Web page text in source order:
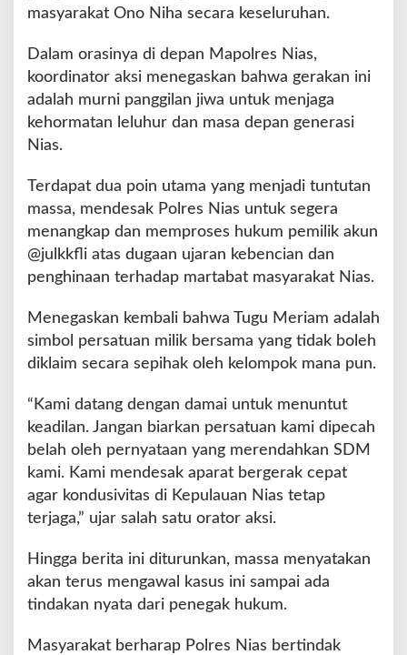
masyarakat Ono Niha secara keseluruhan.
Dalam orasinya di depan Mapolres Nias,
koordinator aksi menegaskan bahwa gerakan ini
adalah murni panggilan jiwa untuk menjaga
kehormatan leluhur dan masa depan generasi
Nias.
Terdapat dua poin utama yang menjadi tuntutan
massa, mendesak Polres Nias untuk segera
menangkap dan memproses hukum pemilik akun
@julkkfli atas dugaan ujaran kebencian dan
penghinaan terhadap martabat masyarakat Nias.
Menegaskan kembali bahwa Tugu Meriam adalah
simbol persatuan milik bersama yang tidak boleh
diklaim secara sepihak oleh kelompok mana pun.
“Kami datang dengan damai untuk menuntut
keadilan. Jangan biarkan persatuan kami dipecah
belah oleh pernyataan yang merendahkan SDM
kami. Kami mendesak aparat bergerak cepat
agar kondusivitas di Kepulauan Nias tetap
terjaga,” ujar salah satu orator aksi.
Hingga berita ini diturunkan, massa menyatakan
akan terus mengawal kasus ini sampai ada
tindakan nyata dari penegak hukum.
Masyarakat berharap Polres Nias bertindak